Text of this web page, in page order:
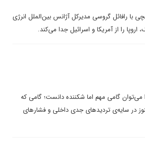
با رافائل گروسی مدیرکل آژانس بین‌الملل انرژی
را از آمریکا و اسرائیل جدا می‌کند.
می‌توان گامی مهم اما شکننده دانست؛ گامی که
در سایه‌ی تردیدهای جدی داخلی و فشارهای